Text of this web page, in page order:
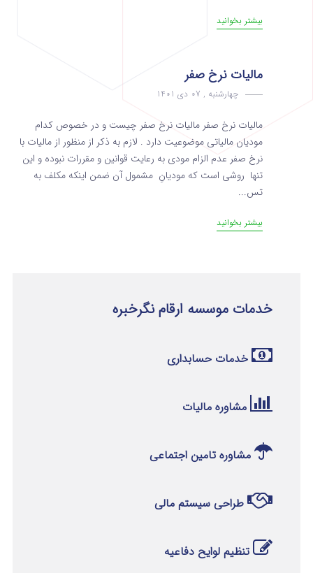
بیشتر بخوانید
مالیات نرخ صفر
چهارشنبه , 07 دی 1401
مالیات نرخ صفر مالیات نرخ صفر چیست و در خصوص کدام
مودیان مالیاتی موضوعیت دارد . لازم به ذکر از منظور از مالیات با
نرخ صفر عدم الزام مودی به رعایت قوانین و مقررات نبوده و این
تنها روشی است که مودیانِ مشمول آن ضمن اینکه مکلف به
تس...
بیشتر بخوانید
خدمات موسسه ارقام نگرخبره
خدمات حسابداری
مشاوره مالیات
مشاوره تامین اجتماعی
طراحی سیستم مالی
تنظیم لوایح دفاعیه